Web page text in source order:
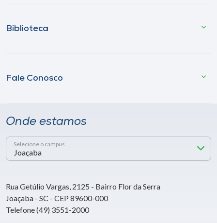
Biblioteca
Fale Conosco
Onde estamos
Selecione o campus
Rua Getúlio Vargas, 2125 - Bairro Flor da Serra
Joaçaba - SC - CEP 89600-000
Telefone (49) 3551-2000